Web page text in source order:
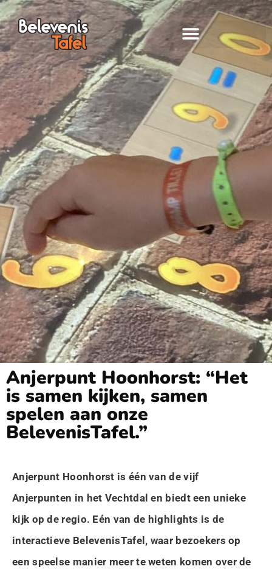
Anjerpunt Hoonhorst: “Het
is samen kijken, samen
spelen aan onze
BelevenisTafel.”
Anjerpunt Hoonhorst is één van de vijf
Anjerpunten in het Vechtdal en biedt een unieke
kijk op de regio. Eén van de highlights is de
interactieve BelevenisTafel, waar bezoekers op
een speelse manier meer te weten komen over de